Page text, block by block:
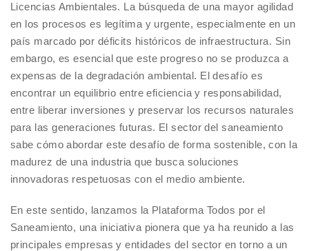
Licencias Ambientales. La búsqueda de una mayor agilidad
en los procesos es legítima y urgente, especialmente en un
país marcado por déficits históricos de infraestructura. Sin
embargo, es esencial que este progreso no se produzca a
expensas de la degradación ambiental. El desafío es
encontrar un equilibrio entre eficiencia y responsabilidad,
entre liberar inversiones y preservar los recursos naturales
para las generaciones futuras. El sector del saneamiento
sabe cómo abordar este desafío de forma sostenible, con la
madurez de una industria que busca soluciones
innovadoras respetuosas con el medio ambiente.
En este sentido, lanzamos la Plataforma Todos por el
Saneamiento, una iniciativa pionera que ya ha reunido a las
principales empresas y entidades del sector en torno a un